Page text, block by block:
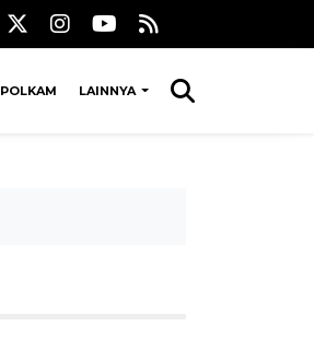
POLKAM LAINNYA